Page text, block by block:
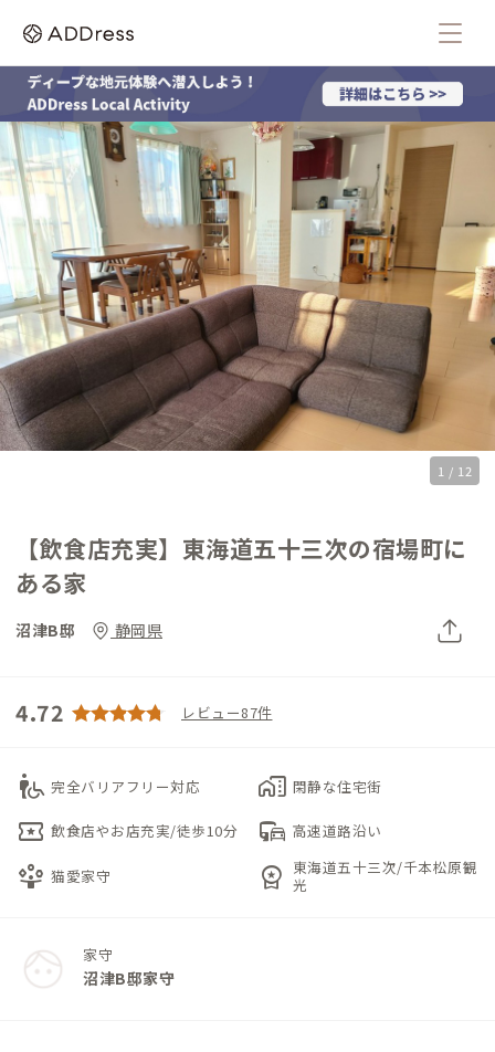
1 / 12
【飲食店充実】東海道五十三次の宿場町に
ある家
沼津B邸 静岡県
4.72 レビュー87件
wheelchair_pickup 完全バリアフリー対応 home_work 閑静な住宅街
local_activity 飲食店やお店充実/徒歩10分 commute 高速道路沿い
person_play 猫愛家守 workspace_premium 東海道五十三次/千本松原観
光
家守
沼津B邸家守